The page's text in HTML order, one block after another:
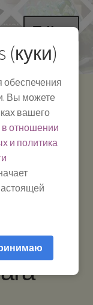
Меню
Телефон:+7-
391-249-1040
+79029904090
(куки)
обеспечения
Вы можете
вашего
отношении
и политика